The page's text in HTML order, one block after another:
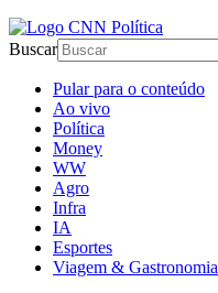
Buscar
Pular para o conteúdo
Ao vivo
Política
Money
WW
Agro
Infra
IA
Esportes
Viagem & Gastronomia